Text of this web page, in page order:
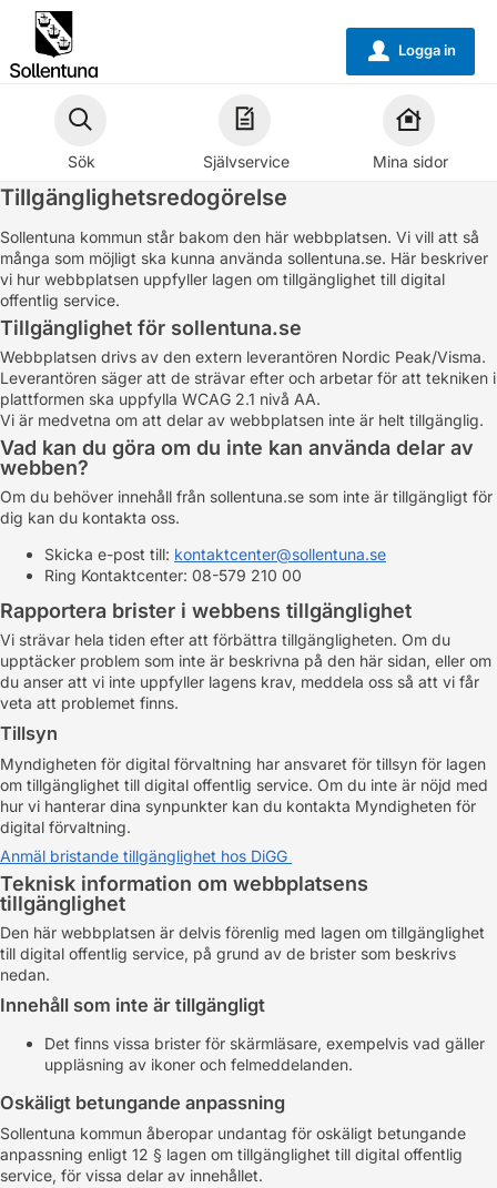
Välkommen
självservice
Sollentuna
kommun
Sök Självservice Mina sidor
u Logga in
Tillgänglighetsredogörelse
Sollentuna kommun står bakom den här webbplatsen. Vi vill att så
många som möjligt ska kunna använda sollentuna.se. Här beskriver
vi hur webbplatsen uppfyller lagen om tillgänglighet till digital
offentlig service.
Tillgänglighet för sollentuna.se
Webbplatsen drivs av den extern leverantören Nordic Peak/Visma.
Leverantören säger att de strävar efter och arbetar för att tekniken i
plattformen ska uppfylla WCAG 2.1 nivå AA.
Vi är medvetna om att delar av webbplatsen inte är helt tillgänglig.
Vad kan du göra om du inte kan använda delar av
webben?
Om du behöver innehåll från sollentuna.se som inte är tillgängligt för
dig kan du kontakta oss.
Skicka e-post till: kontaktcenter@sollentuna.se
Ring Kontaktcenter: 08-579 210 00
Rapportera brister i webbens tillgänglighet
Vi strävar hela tiden efter att förbättra tillgängligheten. Om du
upptäcker problem som inte är beskrivna på den här sidan, eller om
du anser att vi inte uppfyller lagens krav, meddela oss så att vi får
veta att problemet finns.
Tillsyn
Myndigheten för digital förvaltning har ansvaret för tillsyn för lagen
om tillgänglighet till digital offentlig service. Om du inte är nöjd med
hur vi hanterar dina synpunkter kan du kontakta Myndigheten för
digital förvaltning.
Anmäl bristande tillgänglighet hos DiGG
Teknisk information om webbplatsens
tillgänglighet
Den här webbplatsen är delvis förenlig med lagen om tillgänglighet
till digital offentlig service, på grund av de brister som beskrivs
nedan.
Innehåll som inte är tillgängligt
Det finns vissa brister för skärmläsare, exempelvis vad gäller
uppläsning av ikoner och felmeddelanden.
Oskäligt betungande anpassning
Sollentuna kommun åberopar undantag för oskäligt betungande
anpassning enligt 12 § lagen om tillgänglighet till digital offentlig
service, för vissa delar av innehållet.